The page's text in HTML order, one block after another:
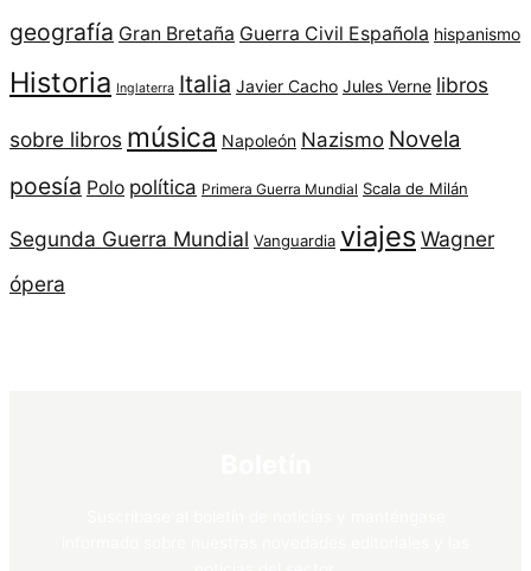
geografía Gran Bretaña Guerra Civil Española hispanismo
Historia Inglaterra Italia Javier Cacho Jules Verne libros
sobre libros música Napoleón Nazismo Novela
poesía Polo política Primera Guerra Mundial Scala de Milán
Segunda Guerra Mundial Vanguardia viajesWagner
ópera